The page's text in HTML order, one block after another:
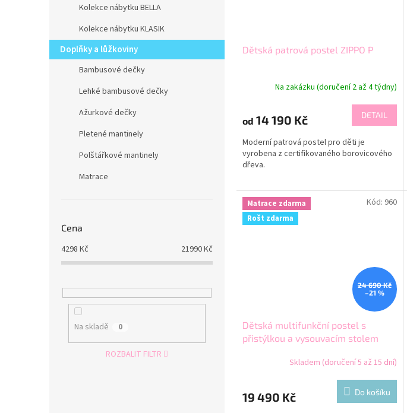
Kolekce nábytku BELLA
Kolekce nábytku KLASIK
Doplňky a lůžkoviny
Bambusové dečky
Lehké bambusové dečky
Ažurkové dečky
Pletené mantinely
Polštářkové mantinely
Matrace
Cena
4298 Kč 21990Kč
Na skladě 0
ROZBALIT FILTR
Dětská patrová postel ZIPPO P
Na zakázku (doručení 2 až 4 týdny)
od 14 190 Kč DETAIL
Moderní patrová postel pro děti je
vyrobena z certifikovaného borovicového
dřeva.
Matrace zdarma
Rošt zdarma
24 690 Kč
–21 %
Dětská multifunkční postel s
přistýlkou a vysouvacím stolem
Skladem (doručení 5 až 15 dní)
19 490 Kč Do košíku
Kód: 960